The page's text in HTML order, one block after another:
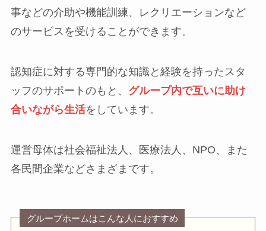
事などの介助や機能訓練、レクリエーションなど
のサービスを受けることができます。
認知症に対する専門的な知識と経験を持ったスタ
ッフのサポートのもと、 グループ内で互いに助け
合いながら生活をしています。
運営母体は社会福祉法人、医療法人、NPO、また
各民間企業などさまざまです。
グループホームはこんな人におすすめ